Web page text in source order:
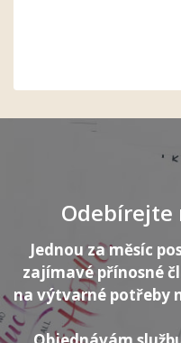
Odebírejte
Jednou za měsíc
zajímavé přínosné
na výtvarné potřeby